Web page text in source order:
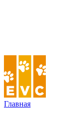
Главная